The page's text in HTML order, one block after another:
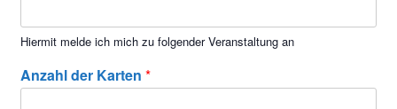
Hiermit melde ich mich zu folgender Veranstaltung an
Anzahl der Karten*